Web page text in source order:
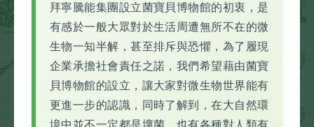
拜寧騰能集團設立菌寶貝博物館的初衷，是
有感於一般大眾對於生活周遭無所不在的微
生物一知半解，甚至排斥與恐懼，為了履現
企業承擔社會責任之諾，我們希望藉由菌寶
貝博物館的設立，讓大家對微生物世界能有
更進一步的認識，同時了解到，在大自然環
境中並不一定都是壞菌，也有各種對人類有